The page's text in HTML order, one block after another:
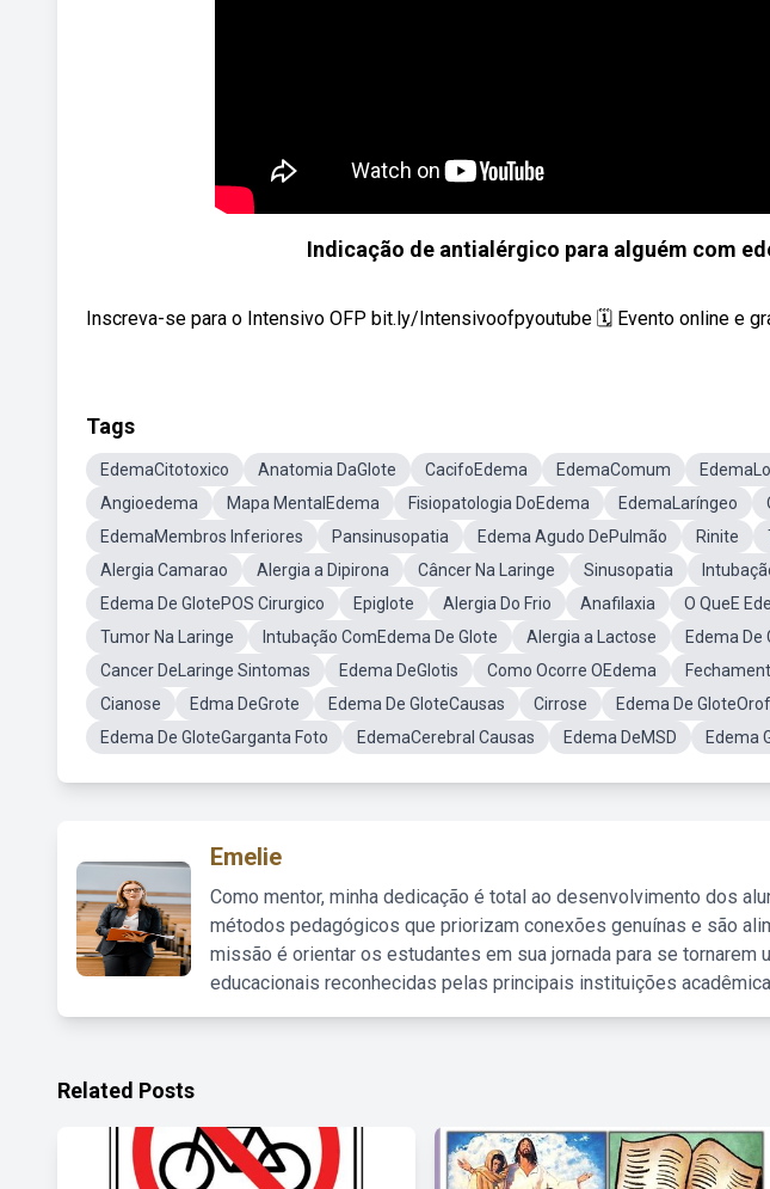
Indicação de antialérgico para alguém com
Inscreva-se para o Intensivo OFP bit.ly/Intensivoofpyoutube 🗓️ Evento online e
Tags
EdemaCitotoxico Anatomia DaGlote CacifoEdema EdemaComum
Angioedema
Mapa MentalEdema Fisiopatologia DoEdema EdemaLaríngeo
EdemaMembros Inferiores
Pansinusopatia Edema Agudo DePulmão Rinite
Alergia Camarao
Alergia a Dipirona Câncer Na Laringe Sinusopatia
Edema De GlotePOS Cirurgico
Epiglote Alergia Do Frio Anafilaxia O QueE
Tumor Na Laringe
Intubação ComEdema De Glote Alergia a Lactose Edema De
Cancer DeLaringe Sintomas
Edema DeGlotis Como Ocorre OEdema
Cianose
Edma DeGrote Edema De GloteCausas Cirrose Edema De
Edema De GloteGarganta Foto
EdemaCerebral Causas Edema DeMSD Edema
Emelie
Como mentor, minha dedicação é total ao desenvolvimento dos
métodos pedagógicos que priorizam conexões genuínas e são
missão é orientar os estudantes em sua jornada para se tornarem
educacionais reconhecidas pelas principais instituições
Related Posts